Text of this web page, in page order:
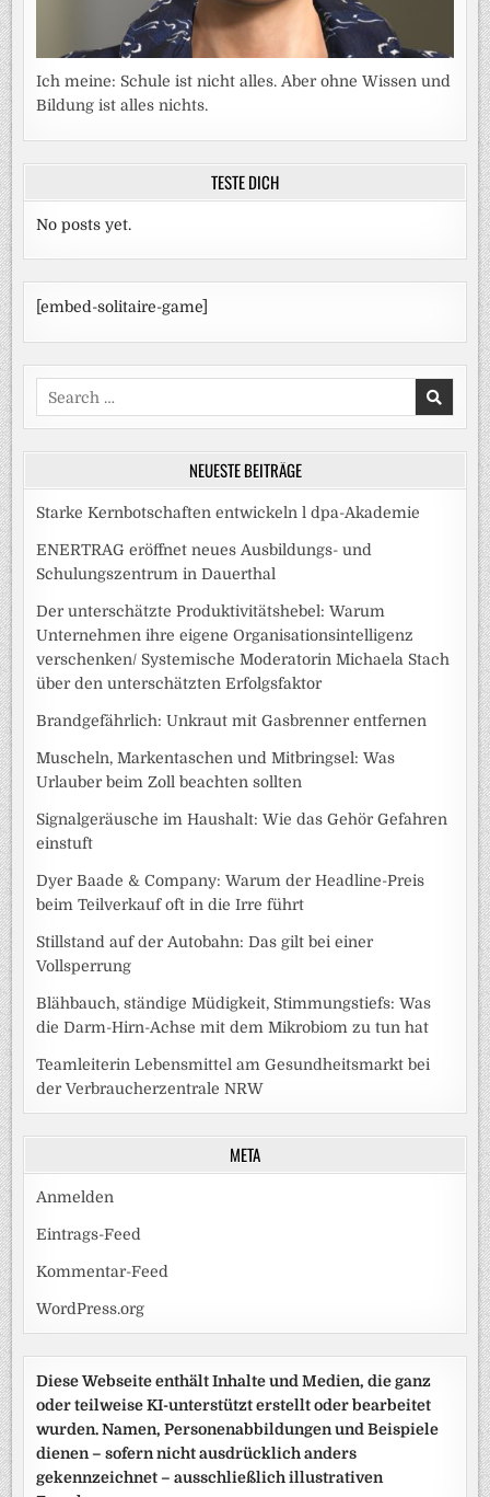
Ich meine: Schule ist nicht alles. Aber ohne Wissen und
Bildung ist alles nichts.
TESTE DICH
No posts yet.
[embed-solitaire-game]
Search
for:
NEUESTE BEITRÄGE
Starke Kernbotschaften entwickeln l dpa-Akademie
ENERTRAG eröffnet neues Ausbildungs- und
Schulungszentrum in Dauerthal
Der unterschätzte Produktivitätshebel: Warum
Unternehmen ihre eigene Organisationsintelligenz
verschenken/ Systemische Moderatorin Michaela Stach
über den unterschätzten Erfolgsfaktor
Brandgefährlich: Unkraut mit Gasbrenner entfernen
Muscheln, Markentaschen und Mitbringsel: Was
Urlauber beim Zoll beachten sollten
Signalgeräusche im Haushalt: Wie das Gehör Gefahren
einstuft
Dyer Baade & Company: Warum der Headline-Preis
beim Teilverkauf oft in die Irre führt
Stillstand auf der Autobahn: Das gilt bei einer
Vollsperrung
Blähbauch, ständige Müdigkeit, Stimmungstiefs: Was
die Darm-Hirn-Achse mit dem Mikrobiom zu tun hat
Teamleiterin Lebensmittel am Gesundheitsmarkt bei
der Verbraucherzentrale NRW
META
Anmelden
Eintrags-Feed
Kommentar-Feed
WordPress.org
Diese Webseite enthält Inhalte und Medien, die ganz
oder teilweise KI-unterstützt erstellt oder bearbeitet
wurden. Namen, Personenabbildungen und Beispiele
dienen – sofern nicht ausdrücklich anders
gekennzeichnet – ausschließlich illustrativen